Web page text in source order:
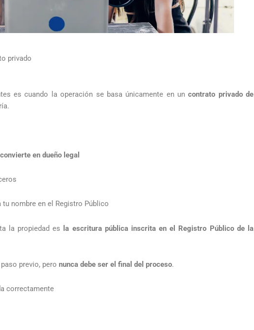
privado
es cuando la operación se basa únicamente en uncontrato privado de
en dueño legal
nombre en el Registro Público
la propiedad es
la escritura pública inscrita en el Registro Público de la
previo, pero nunca debe ser el final del proceso.
correctamente